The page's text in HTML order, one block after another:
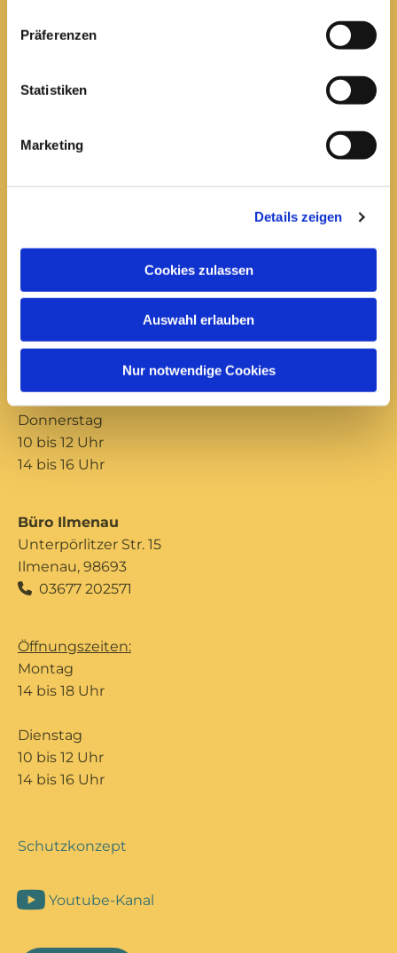
Präferenzen
Statistiken
Marketing
Details zeigen
Cookies zulassen
Auswahl erlauben
Nur notwendige Cookies
Büro Arnstadt
03628 602285
10 bis 12 Uhr
Donnerstag
10 bis 12 Uhr
14 bis 16 Uhr
Büro Ilmenau
Unterpörlitzer Str. 15
Ilmenau, 98693
 03677 202571
Öffnungszeiten:
Montag
14 bis 18 Uhr
Dienstag
10 bis 12 Uhr
14 bis 16 Uhr
Schutzkonzept
Youtube-Kanal